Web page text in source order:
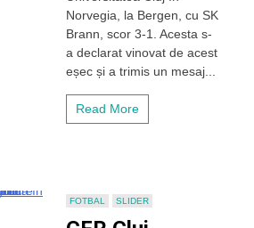
„U”
Cluj
din
Conference
Norvegia, la Bergen, cu SK
Brann, scor 3-1. Acesta s-
a declarat vinovat de acest
eșec și a trimis un mesaj...
Read More
FOTBAL SLIDER